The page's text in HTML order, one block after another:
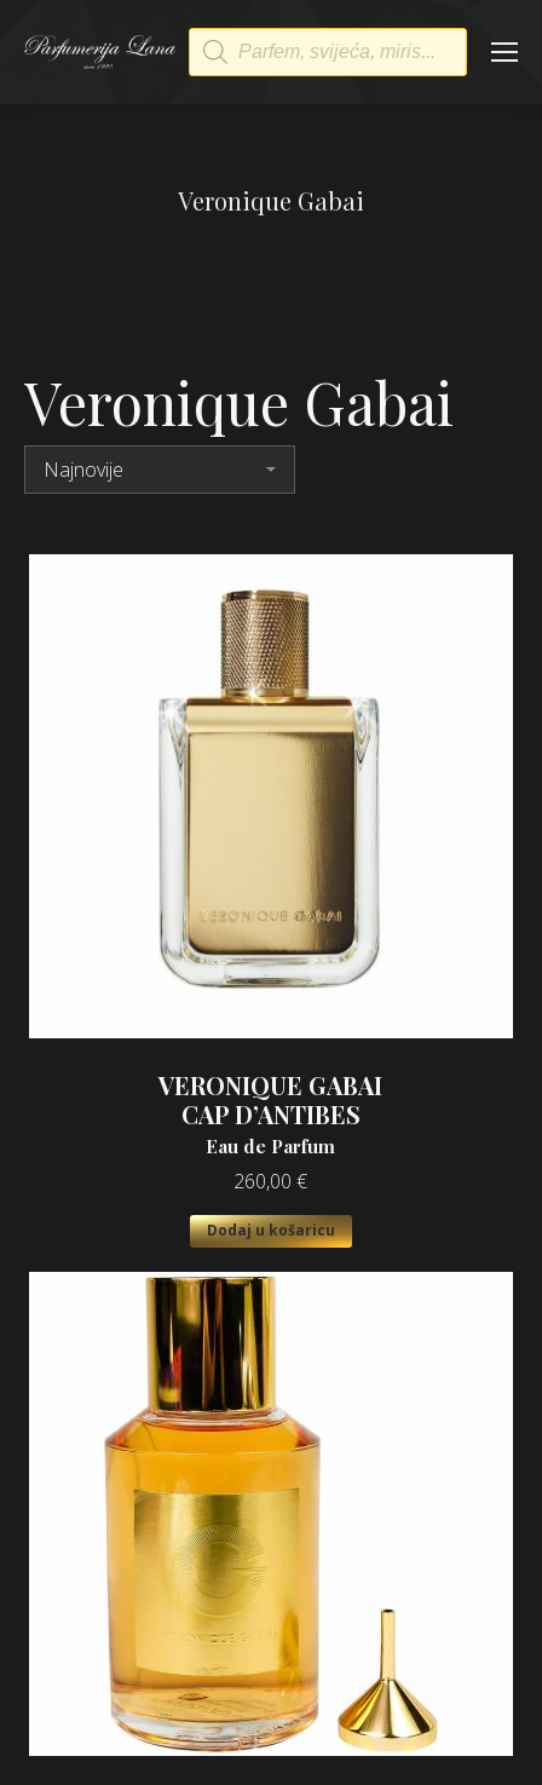
Products
search
Veronique Gabai
Veronique Gabai
VERONIQUE GABAI
CAP D’ANTIBES
Eau de Parfum
260,00 €
Dodaj u košaricu